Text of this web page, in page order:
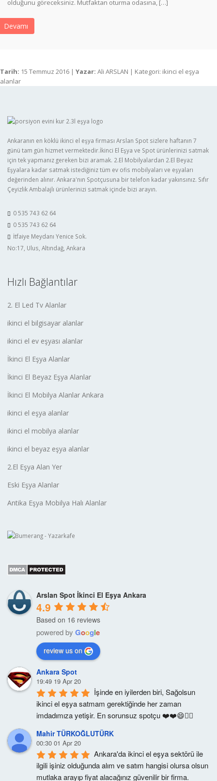
olduğunu göreceksiniz. Mutfaktan oturma odasına, […]
Devamı
Tarih: 15 Temmuz 2016 | Yazar: Ali ARSLAN | Kategori: ikinci el eşya
alanlar
Ankaranın en köklü ikinci el eşya firması Arslan Spot sizlere haftanın 7
günü tam gün hizmet vermektedir.İkinci El Eşya ve Spot ürünlerinizi satmak
için tek yapmanız gereken bizi aramak. 2.El Mobilyalardan 2.El Beyaz
Eşyalara kadar satmak istediğiniz tüm ev ofis mobilyaları ve eşyaları
değerinden alınır. Ankara'nın Spotçusuna bir telefon kadar yakınsınız. Sıfır
Çeyizlik Ambalajlı ürünlerinizi satmak içinde bizi arayın.
0 535 743 62 64
0 535 743 62 64
İtfaiye Meydanı Yenice Sok.
No:17, Ulus, Altındağ, Ankara
Hızlı Bağlantılar
2. El Led Tv Alanlar
ikinci el bilgisayar alanlar
ikinci el ev eşyası alanlar
İkinci El Eşya Alanlar
İkinci El Beyaz Eşya Alanlar
İkinci El Mobilya Alanlar Ankara
ikinci el eşya alanlar
ikinci el mobilya alanlar
ikinci el beyaz eşya alanlar
2.El Eşya Alan Yer
Eski Eşya Alanlar
Antika Eşya Mobilya Halı Alanlar
Arslan Spot İkinci El Eşya Ankara
4.9
Based on 16 reviews
powered by Google
review us on
Ankara Spot
19:49 19 Apr 20
İşinde en iyilerden biri, Sağolsun
ikinci el eşya satmam gerektiğinde her zaman
imdadımıza yetişir. En sorunsuz spotçu ❤️❤️😄👍🏻
Mahir TÜRKOĞLUTÜRK
00:30 01 Apr 20
Ankara'da ikinci el eşya sektörü ile
ilgili işiniz olduğunda alım ve satım hangisi olursa olsun
mutlaka arayıp fiyat alacağınız güvenilir bir firma.